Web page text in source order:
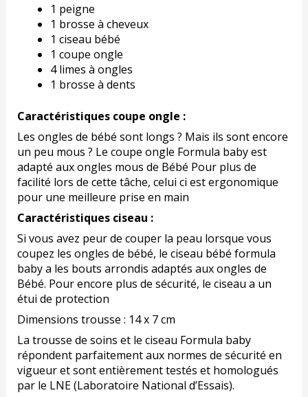
1 peigne
1 brosse à cheveux
1 ciseau bébé
1 coupe ongle
4 limes à ongles
1 brosse à dents
Caractéristiques coupe ongle :
Les ongles de bébé sont longs ? Mais ils sont encore
un peu mous ? Le coupe ongle Formula baby est
adapté aux ongles mous de Bébé Pour plus de
facilité lors de cette tâche, celui ci est ergonomique
pour une meilleure prise en main
Caractéristiques ciseau :
Si vous avez peur de couper la peau lorsque vous
coupez les ongles de bébé, le ciseau bébé formula
baby a les bouts arrondis adaptés aux ongles de
Bébé. Pour encore plus de sécurité, le ciseau a un
étui de protection
Dimensions trousse : 14 x 7 cm
La trousse de soins et le ciseau Formula baby
répondent parfaitement aux normes de sécurité en
vigueur et sont entièrement testés et homologués
par le LNE (Laboratoire National d’Essais).